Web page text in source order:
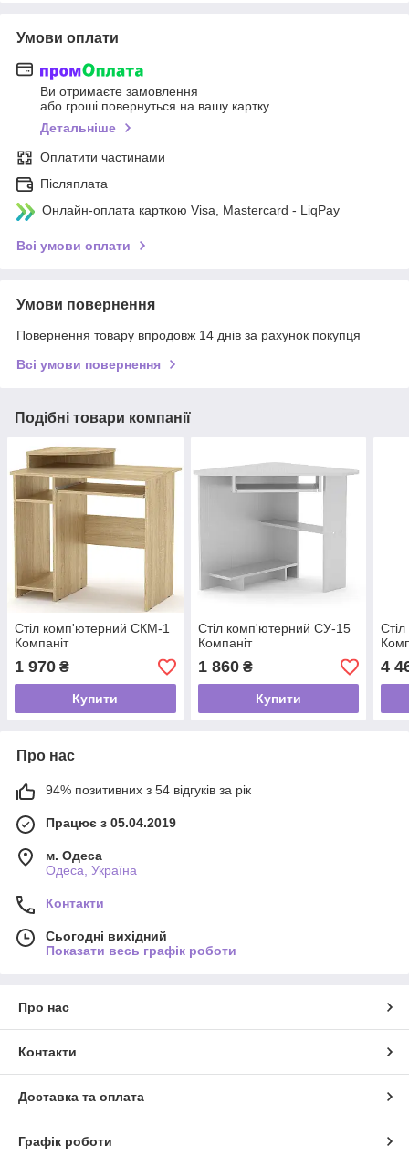
Умови оплати
Ви отримаєте замовлення
або гроші повернуться на вашу картку
Детальніше
Оплатити частинами
Післяплата
Онлайн-оплата карткою Visa, Mastercard - LiqPay
Всі умови оплати
Умови повернення
Повернення товару впродовж 14 днів за рахунок покупця
Всі умови повернення
Подібні товари компанії
Стіл комп'ютерний СКМ-1
Компаніт
1 970 ₴
Купити
Стіл комп'ютерний СУ-15
Компаніт
1 860₴
Купити
4
Про нас
94% позитивних з 54 відгуків за рік
Працює з 05.04.2019
м. Одеса
Одеса, Україна
Контакти
Сьогодні вихідний
Показати весь графік роботи
Про нас
Контакти
Доставка та оплата
Графік роботи